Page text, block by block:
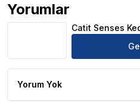
Yorumlar
Catit Senses Kedi Oyun
Catit Senses
Yorum Yok